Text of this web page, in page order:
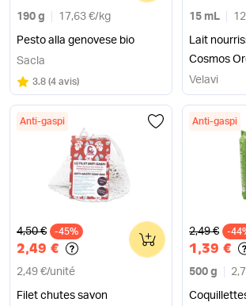
190 g 17,63 €/ kg
Pesto alla genovese bio
Sacla
Note
3.8 sur 5
(4 avis)
15 mL
Lait
Cosmos
Velavi
Anti-gaspi
Ancien prix
4,50 € -45%
2,49 €
2,49 €/unité
Filet chutes savon
0
Anti-gaspi
Ancien prix
2,49 € -
1,39 €
500 g